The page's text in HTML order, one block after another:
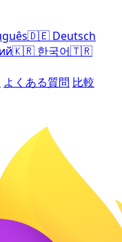
🇩🇪 Deutsch
🇰🇷 한국어🇹🇷
よくある質問 比較